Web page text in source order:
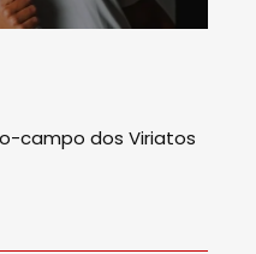
campo dos Viriatos